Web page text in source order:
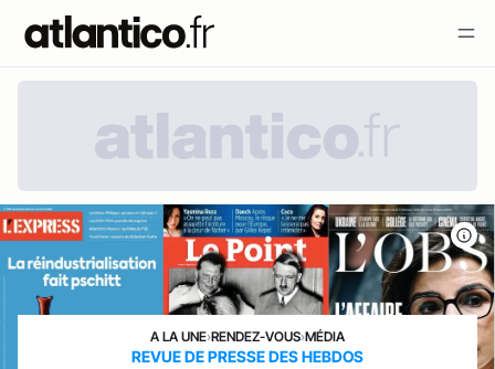
A LA UNE›RENDEZ-VOUS›MÉDIA
REVUE DE PRESSE DES HEBDOS